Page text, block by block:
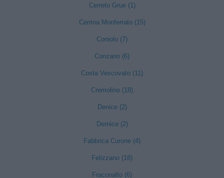
Cerreto Grue (1)
Cerrina Monferrato (15)
Coniolo (7)
Conzano (6)
Costa Vescovato (11)
Cremolino (18)
Denice (2)
Dernice (2)
Fabbrica Curone (4)
Felizzano (18)
Fraconalto (6)